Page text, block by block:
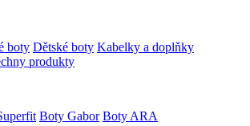
boty Dětské boty Kabelky a doplňky
produkty
Boty Gabor Boty ARA